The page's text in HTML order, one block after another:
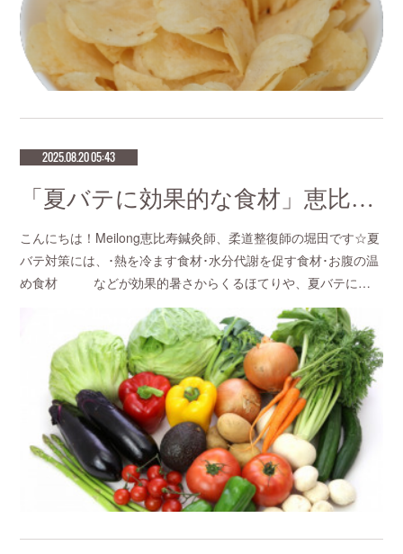
2025.08.20 05:43
「夏バテに効果的な食材」恵比寿で口コミNo 1美容鍼灸ならmeilong
こんにちは！Meilong恵比寿鍼灸師、柔道整復師の堀田です☆夏
バテ対策には、･熱を冷ます食材･水分代謝を促す食材･お腹の温
め食材 などが効果的暑さからくるほてりや、夏バテに…